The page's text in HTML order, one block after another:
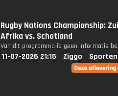
Rugby Nations Championship:
Afrika vs. Schotland
Van dit programma is geen informatie
11-07-2026 21:15 Ziggo